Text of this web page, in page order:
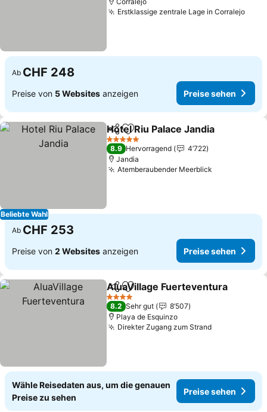
Erstklassige zentrale Lage in Corralejo
Ab CHF 248
Preise von 5 Websites anzeigen Preise sehen
Beliebte Wahl
TeilenZu Favoriten hinzufügen
Hotel Riu Palace Jandia
5 Sterne
8.9 Hervorragend
4’722
Jandia
Atemberaubender Meerblick
Ab CHF 253
Preise von 2 Websites anzeigen Preise sehen
TeilenZu Favoriten hinzufügen
AluaVillage Fuerteventura
4 Sterne
8.2 Sehr gut
8’507
Playa de Esquinzo
Direkter Zugang zum StrandPreise
Wähle Reisedaten aus, um die genauen
Preise zu sehen
Preise sehen